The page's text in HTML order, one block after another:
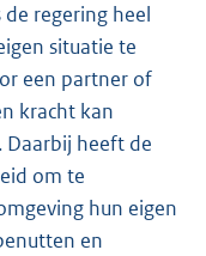
regering heel
situatie te
een partner of
kracht kan
Daarbij heeft de
om te
hun eigen
en